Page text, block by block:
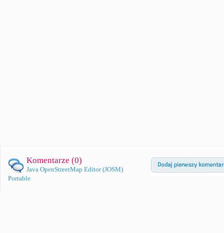
Komentarze (0)
Java OpenStreetMap Editor (JOSM)
Portable